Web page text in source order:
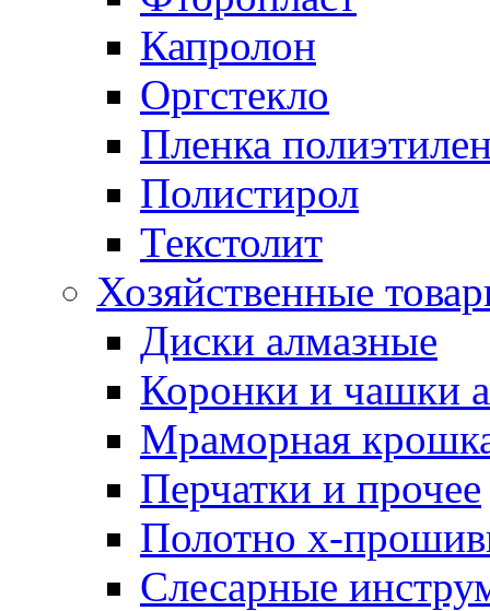
Капролон
Оргстекло
Пленка
Полистирол
Текстолит
Хозяйственные
Диски алмазные
Коронки и чашки
Мраморная
Перчатки и прочее
Полотно х-
Слесарные